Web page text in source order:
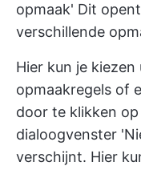
opmaak' Dit
verschillende
Hier kun je
opmaakregels of
door te klikken
dialoogvenster
verschijnt. Hier